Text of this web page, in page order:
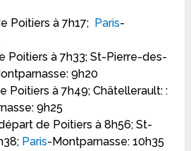
Poitiers à 7h17; Paris-
Poitiers à 7h33; St-Pierre-des-
9h20
Poitiers à 7h49; Châtellerault: :
9h25
de Poitiers à 8h56; St-
Paris-Montparnasse: 10h35